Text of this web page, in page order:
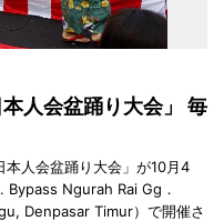
人会盆踊り大会」 毎
人会盆踊り大会」が10月4
Bypass Ngurah Rai Gg．
Denpasar Timur）で開催さ